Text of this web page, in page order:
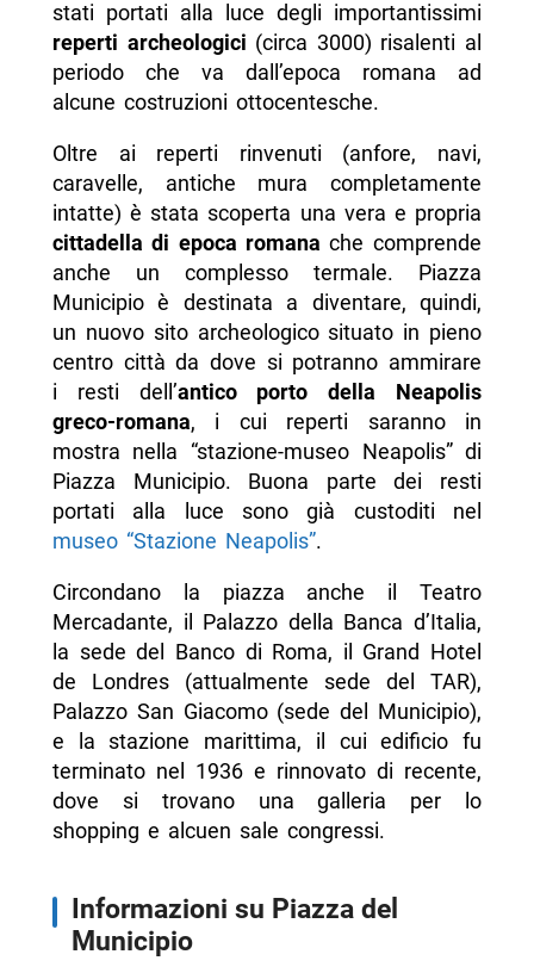
stati portati alla luce degli importantissimi
reperti archeologici (circa 3000) risalenti al
periodo che va dall’epoca romana ad
alcune costruzioni ottocentesche.
Oltre ai reperti rinvenuti (anfore, navi,
caravelle, antiche mura completamente
intatte) è stata scoperta una vera e propria
cittadella di epoca romana che comprende
anche un complesso termale. Piazza
Municipio è destinata a diventare, quindi,
un nuovo sito archeologico situato in pieno
centro città da dove si potranno ammirare
i resti dell’antico porto della Neapolis
greco-romana, i cui reperti saranno in
mostra nella “stazione-museo Neapolis” di
Piazza Municipio. Buona parte dei resti
portati alla luce sono già custoditi nel
museo “Stazione Neapolis”.
Circondano la piazza anche il Teatro
Mercadante, il Palazzo della Banca d’Italia,
la sede del Banco di Roma, il Grand Hotel
de Londres (attualmente sede del TAR),
Palazzo San Giacomo (sede del Municipio),
e la stazione marittima, il cui edificio fu
terminato nel 1936 e rinnovato di recente,
dove si trovano una galleria per lo
shopping e alcuen sale congressi.
Informazioni su Piazza del
Municipio